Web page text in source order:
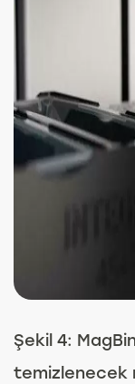
Şekil 4:
temizlenecek